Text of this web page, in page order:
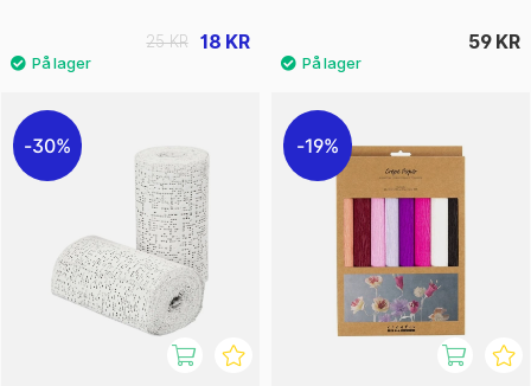
18 KR
25 KR 59 KR
30% 19%